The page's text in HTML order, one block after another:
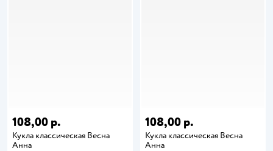
108,00 р.
Кукла классическая Весна
Анна
108,00 р.
Кукла классическая Весна
Анна